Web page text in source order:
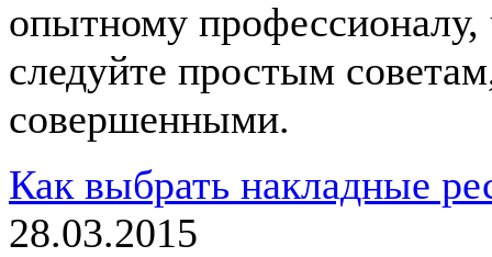
опытному
следуйте простым
совершенными.
Как выбрать накладные
28.03.2015